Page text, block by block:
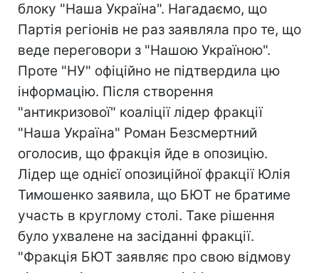
блоку "Наша Україна". Нагадаємо, що
Партія регіонів не раз заявляла про те, що
веде переговори з "Нашою Україною".
Проте "НУ" офіційно не підтвердила цю
інформацію. Після створення
"антикризової" коаліції лідер фракції
"Наша Україна" Роман Безсмертний
оголосив, що фракція йде в опозицію.
Лідер ще однієї опозиційної фракції Юлія
Тимошенко заявила, що БЮТ не братиме
участь в круглому столі. Таке рішення
було ухвалене на засіданні фракції.
"Фракція БЮТ заявляє про свою відмову